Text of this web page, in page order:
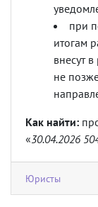
при
итогам
внесут
не
Как найти:
«30.04.2026
Юристы